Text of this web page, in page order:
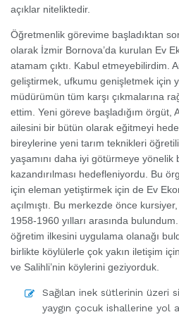
açıklar niteliktedir.
Öğretmenlik görevime başladıktan
olarak İzmir Bornova’da kurulan Ev
atamam çıktı. Kabul etmeyebilirdim.
geliştirmek, ufkumu genişletmek için
müdürümün tüm karşı çıkmalarına
ettim. Yeni göreve başladığım örgüt,
ailesini bir bütün olarak eğitmeyi
bireylerine yeni tarım teknikleri
yaşamını daha iyi götürmeye yönelik
kazandırılması hedefleniyordu. Bu
için eleman yetiştirmek için de Ev
açılmıştı. Bu merkezde önce
1958-1960 yılları arasında
öğretim ilkesini uygulama olanağı
birlikte köylülerle çok yakın iletişim
ve Salihli’nin köylerini geziyorduk.
Sağılan inek sütlerinin üzeri
yaygın çocuk ishallerine yol